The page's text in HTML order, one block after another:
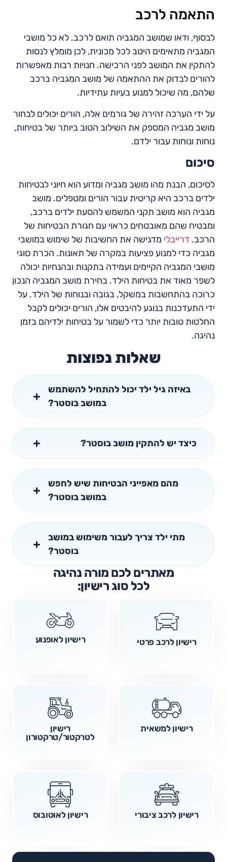
התאמה לרכב
לבסוף, ודאו שמושב המגביה תואם לרכב. לא כל מושבי
המגביה מתאימים היטב לכל מכונית, לכן מומלץ לנסות
להתקין את המושב לפני הרכישה. חנויות רבות מאפשרות
להורים לבדוק את ההתאמה של מושב המגביה ברכב
שלהם, מה שיכול למנוע בעיות עתידיות.
על ידי הערכה זהירה של גורמים אלה, הורים יכולים לבחור
מושב מגביה המספק את השילוב הטוב ביותר של בטיחות,
נוחות ונוחות עבור ילדם.
סיכום
לסיכום, הבנת מהו מושב מגביה ומדוע הוא חיוני לבטיחות
ילדים ברכב היא קריטית עבור הורים ומטפלים. מושב
מגביה הוא מושב תקני המשמש להסעת ילדים ברכב,
ומבטיח שהם מאובטחים כראוי עם חגורת הבטיחות של
הרכב. דרייבלי מדגישה את החשיבות של שימוש במושבי
מגביה כדי למנוע פציעות במקרה של תאונות. הכרת סוגי
מושבי המגביה הקיימים ועמידה בתקנות ובהנחיות יכולה
לשפר מאוד את בטיחות הילד. בחירת מושב המגביה הנכון
כרוכה בהתחשבות במשקל, בגובה ובנוחות של הילד. על
ידי התעדכנות בנוגע להיבטים אלו, הורים יכולים לקבל
החלטות טובות יותר כדי לשמור על בטיחות ילדיהם בזמן
נהיגה.
שאלות נפוצות
באיזה גיל ילד יכול להתחיל להשתמש
במושב בוסטר?
כיצד יש להתקין מושב בוסטר?
מהם מאפייני הבטיחות שיש לחפש
במושב בוסטר?
מתי ילד צריך לעבור משימוש במושב
בוסטר?
מאתרים לכם מורה נהיגה
לכל סוג רישיון:
רישיון לרכב פרטי רישיון לאופנוע
רישיון למשאית
רישיון
לטרקטור/טרקטורון
רישיון לרכב ציבורי רישיון לאוטובוס